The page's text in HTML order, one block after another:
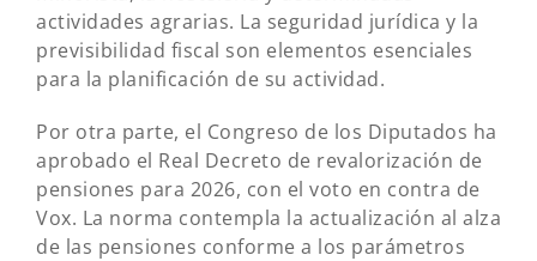
actividades agrarias. La seguridad jurídica y la
previsibilidad fiscal son elementos esenciales
para la planificación de su actividad.
Por otra parte, el Congreso de los Diputados ha
aprobado el Real Decreto de revalorización de
pensiones para 2026, con el voto en contra de
Vox. La norma contempla la actualización al alza
de las pensiones conforme a los parámetros